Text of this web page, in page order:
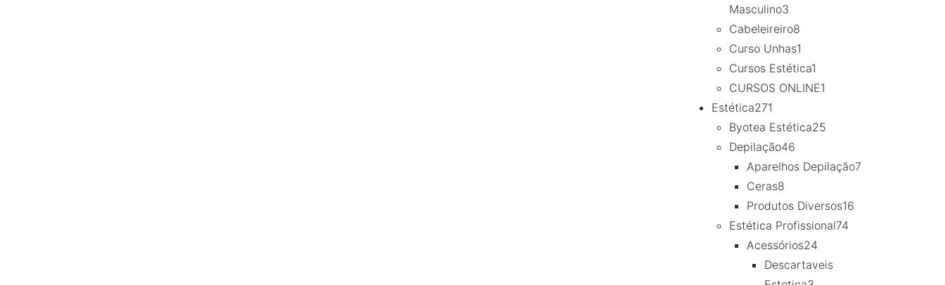
Masculino3
Cabeleireiro8
Curso Unhas1
Cursos Estética1
CURSOS ONLINE1
Estética271
Byotea Estética25
Depilação46
Aparelhos Depilação7
Ceras8
Produtos Diversos16
Estética Profissional74
Acessórios24
Descartaveis